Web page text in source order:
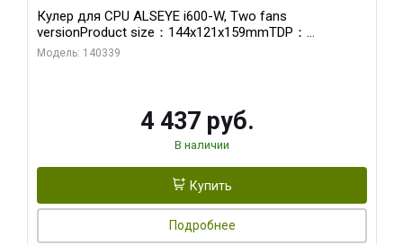
Кулер для CPU ALSEYE i600-W, Two fans
versionProduct size：144x121x159mmTDP：
270WSoldering technology CD textureApplication:Intel：
Модель: 140339
4 437 руб.
В наличии
Купить
Подробнее